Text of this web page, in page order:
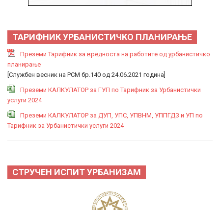
ТАРИФНИК УРБАНИСТИЧКО ПЛАНИРАЊЕ
Преземи Тарифник за вредноста на работите од урбанистичко
планирање
[Службен весник на РСМ бр.140 од 24.06.2021 година]
Преземи КАЛКУЛАТОР за ГУП по Тарифник за Урбанистички
услуги 2024
Преземи КАЛКУЛАТОР за ДУП, УПС, УПВНМ, УППГДЗ и УП по
Тарифник за Урбанистички услуги 2024
СТРУЧЕН ИСПИТ УРБАНИЗАМ